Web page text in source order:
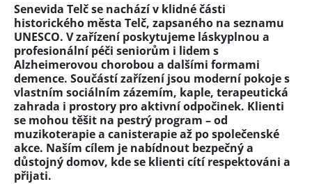
Senevida Telč se nachází v klidné části
historického města Telč, zapsaného na seznamu
UNESCO. V zařízení poskytujeme láskyplnou a
profesionální péči seniorům i lidem s
Alzheimerovou chorobou a dalšími formami
demence. Součástí zařízení jsou moderní pokoje s
vlastním sociálním zázemím, kaple, terapeutická
zahrada i prostory pro aktivní odpočinek. Klienti
se mohou těšit na pestrý program – od
muzikoterapie a canisterapie až po společenské
akce. Naším cílem je nabídnout bezpečný a
důstojný domov, kde se klienti cítí respektováni a
přijati.